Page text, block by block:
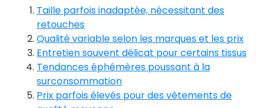
Taille parfois inadaptée, nécessitant des
retouches
Qualité variable selon les marques et les prix
Entretien souvent délicat pour certains tissus
Tendances éphémères poussant à la
surconsommation
Prix parfois élevés pour des vêtements de